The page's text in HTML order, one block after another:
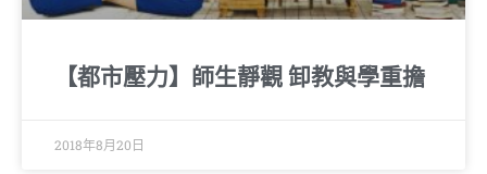
【都市壓力】師生靜觀 卸教與學重擔
2018年8月20日